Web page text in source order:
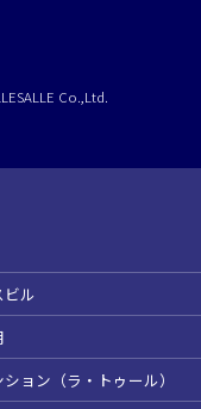
Co.,Ltd.
ビル
ョン（ラ・トゥール）